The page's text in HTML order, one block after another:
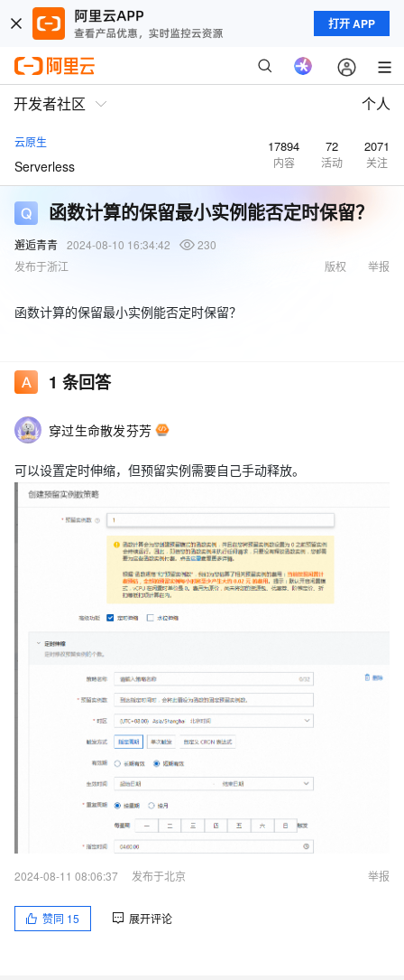
打开 APP
开发者社区 个人
云原生
Serverless
17894
内容
72
活动
2071
关注
函数计算的保留最小实例能否定时保留？
邂逅青青 2024-08-10 16:34:42
230
发布于浙江
举报
版权
函数计算的保留最小实例能否定时保留？
1 条回答
穿过生命散发芬芳
可以设置定时伸缩，但预留实例需要自己手动释放。
2024-08-11 08:06:37 发布于北京 举报
赞同 15 展开评论